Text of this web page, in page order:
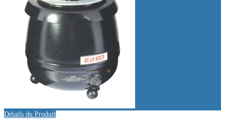
Détails du Produit